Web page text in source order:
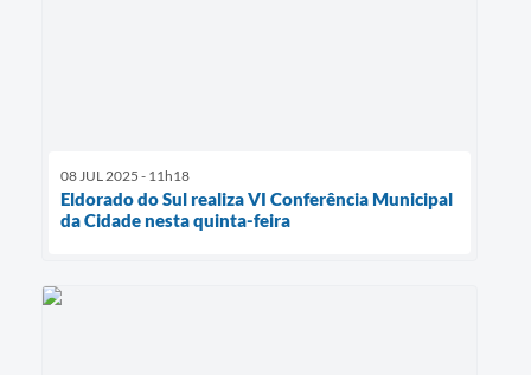
08 JUL 2025 - 11h18
Eldorado do Sul realiza VI Conferência Municipal
da Cidade nesta quinta-feira